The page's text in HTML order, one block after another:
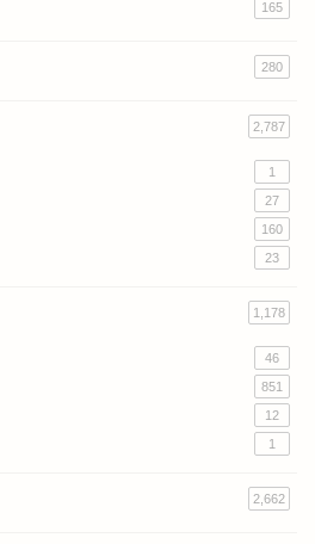
165
280
2,787
1
27
160
23
1,178
46
851
12
1
2,662